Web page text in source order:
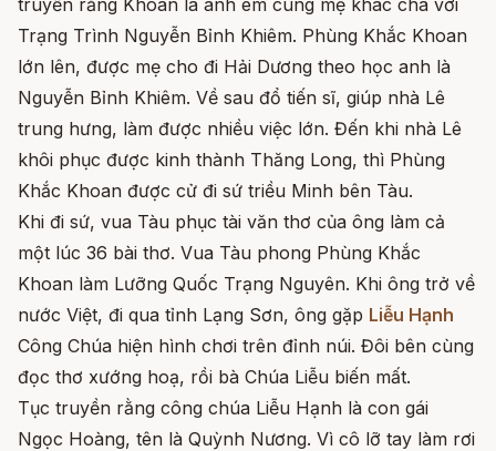
Trạng Trình Nguyễn Bỉnh Khiêm. Phùng Khắc Khoan
lớn lên, được mẹ cho đi Hải Dương theo học anh là
Nguyễn Bỉnh Khiêm. Về sau đổ tiến sĩ, giúp nhà Lê
trung hưng, làm được nhiều việc lớn. Đến khi nhà Lê
khôi phục được kinh thành Thăng Long, thì Phùng
Khắc Khoan được cử đi sứ triều Minh bên Tàu.
Khi đi sứ, vua Tàu phục tài văn thơ của ông làm cả
một lúc 36 bài thơ. Vua Tàu phong Phùng Khắc
Khoan làm Lưỡng Quốc Trạng Nguyên. Khi ông trở về
nước Việt, đi qua tỉnh Lạng Sơn, ông gặp Liễu Hạnh
Công Chúa hiện hình chơi trên đỉnh núi. Đôi bên cùng
đọc thơ xướng hoạ, rồi bà Chúa Liễu biến mất.
Tục truyền rằng công chúa Liễu Hạnh là con gái
Ngọc Hoàng, tên là Quỳnh Nương. Vì cô lỡ tay làm rơi